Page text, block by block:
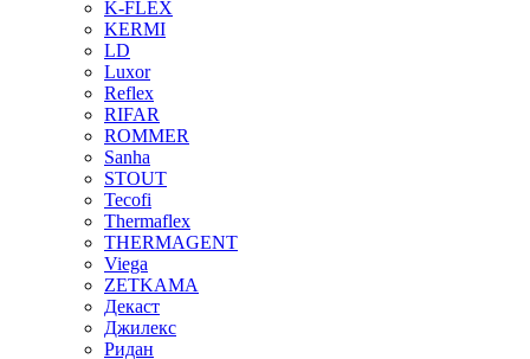
K-FLEX
KERMI
LD
Luxor
Reflex
RIFAR
ROMMER
Sanha
STOUT
Tecofi
Thermaflex
THERMAGENT
Viega
ZETKAMA
Декаст
Джилекс
Ридан